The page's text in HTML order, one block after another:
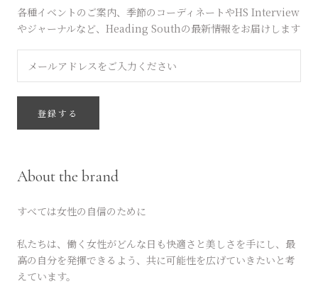
各種イベントのご案内、季節のコーディネートやHS Interview
やジャーナルなど、Heading Southの最新情報をお届けします
登録する
About the brand
すべては女性の自信のために
私たちは、働く女性がどんな日も快適さと美しさを手にし、最
高の自分を発揮できるよう、共に可能性を広げていきたいと考
えています。